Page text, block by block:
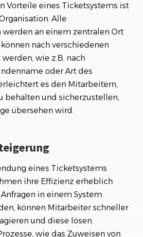
Vorteile eines Ticketsystems ist
Alle
werden an einem zentralen Ort
nach verschiedenen
wie z.B. nach
oder Art des
es den Mitarbeitern,
behalten und sicherzustellen,
übersehen wird.
eines Ticketsystems
ihre Effizienz erheblich
in einem System
können Mitarbeiter schneller
und diese lösen.
wie das Zuweisen von